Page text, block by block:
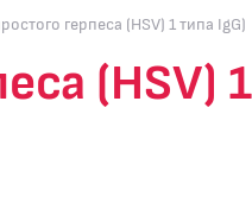
герпеса (HSV) 1 типа IgG)
(HSV)